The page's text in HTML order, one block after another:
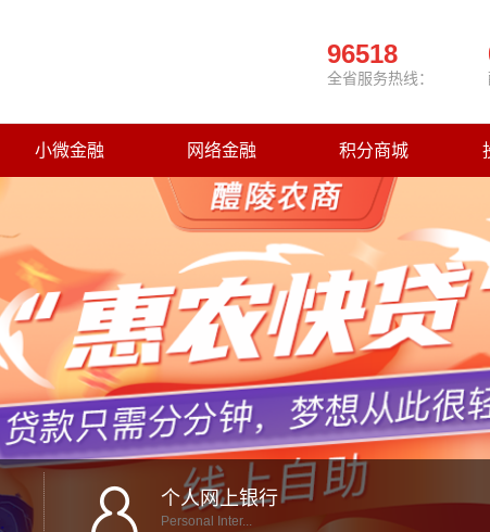
96518
全省服务热线：
小微金融 网络金融 积分商城
个人网上银行
Personal Inter...